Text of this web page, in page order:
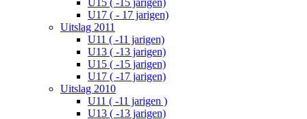
U17 ( - 17 jarigen)
Uitslag 2011
U11 ( -11 jarigen)
U13 ( -13 jarigen)
U15 ( -15 jarigen)
U17 ( -17 jarigen)
Uitslag 2010
U11 ( -11 jarigen )
U13 ( -13 jarigen)